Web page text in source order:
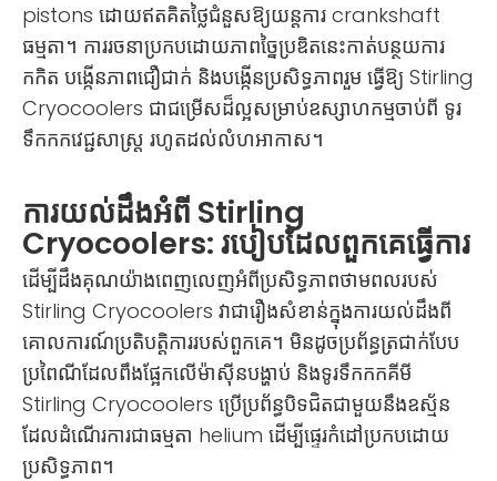
pistons ដោយឥតគិតថ្លៃជំនួសឱ្យយន្តការ crankshaft
ធម្មតា។ ការរចនាប្រកបដោយភាពច្នៃប្រឌិតនេះកាត់បន្ថយការ
កកិត បង្កើនភាពជឿជាក់ និងបង្កើនប្រសិទ្ធភាពរួម ធ្វើឱ្យ Stirling
Cryocoolers ជាជម្រើសដ៏ល្អសម្រាប់ឧស្សាហកម្មចាប់ពី ទូរ
ទឹកកកវេជ្ជសាស្ត្រ រហូតដល់លំហអាកាស។
ការយល់ដឹងអំពី Stirling
Cryocoolers: របៀបដែលពួកគេធ្វើការ
ដើម្បីដឹងគុណយ៉ាងពេញលេញអំពីប្រសិទ្ធភាពថាមពលរបស់
Stirling Cryocoolers វាជារឿងសំខាន់ក្នុងការយល់ដឹងពី
គោលការណ៍ប្រតិបត្តិការរបស់ពួកគេ។ មិនដូចប្រព័ន្ធត្រជាក់បែប
ប្រពៃណីដែលពឹងផ្អែកលើម៉ាស៊ីនបង្ហាប់ និងទូរទឹកកកគីមី
Stirling Cryocoolers ប្រើប្រព័ន្ធបិទជិតជាមួយនឹងឧស្ម័ន
ដែលដំណើរការជាធម្មតា helium ដើម្បីផ្ទេរកំដៅប្រកបដោយ
ប្រសិទ្ធភាព។